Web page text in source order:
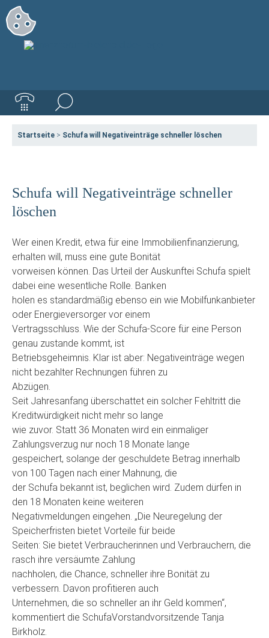
Startseite > Schufa will Negativeinträge schneller löschen
Schufa will Negativeinträge schneller
löschen
Wer einen Kredit, etwa für eine Immobilienfinanzierung,
erhalten will, muss eine gute Bonität
vorweisen können. Das Urteil der Auskunftei Schufa spielt
dabei eine wesentliche Rolle. Banken
holen es standardmäßig ebenso ein wie Mobilfunkanbieter
oder Energieversorger vor einem
Vertragsschluss. Wie der Schufa-Score für eine Person
genau zustande kommt, ist
Betriebsgeheimnis. Klar ist aber: Negativeinträge wegen
nicht bezahlter Rechnungen führen zu
Abzügen.
Seit Jahresanfang überschattet ein solcher Fehltritt die
Kreditwürdigkeit nicht mehr so lange
wie zuvor. Statt 36 Monaten wird ein einmaliger
Zahlungsverzug nur noch 18 Monate lange
gespeichert, solange der geschuldete Betrag innerhalb
von 100 Tagen nach einer Mahnung, die
der Schufa bekannt ist, beglichen wird. Zudem dürfen in
den 18 Monaten keine weiteren
Negativmeldungen eingehen. „Die Neuregelung der
Speicherfristen bietet Vorteile für beide
Seiten: Sie bietet Verbraucherinnen und Verbrauchern, die
rasch ihre versäumte Zahlung
nachholen, die Chance, schneller ihre Bonität zu
verbessern. Davon profitieren auch
Unternehmen, die so schneller an ihr Geld kommen“,
kommentiert die SchufaVorstandvorsitzende Tanja
Birkholz.